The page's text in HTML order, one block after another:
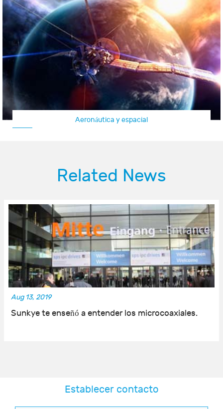
Aeronaves / aviones no tripulados
Related News
Aug 13, 2019
Sunkye te enseñó a entender los microcoaxiales.
Establecer contacto